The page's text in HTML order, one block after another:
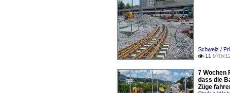
Schweiz /
 11
7 Wochen
dass die
Züge